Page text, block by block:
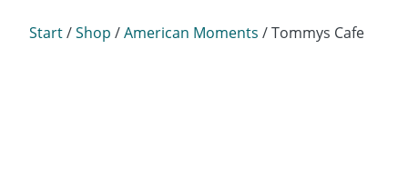
Start/Shop /American Moments / Tommys Cafe